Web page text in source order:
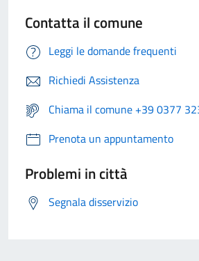
Contatta il comune
Leggi le domande frequenti
Richiedi Assistenza
Chiama il comune +39 0377
Prenota un appuntamento
Problemi in città
Segnala disservizio